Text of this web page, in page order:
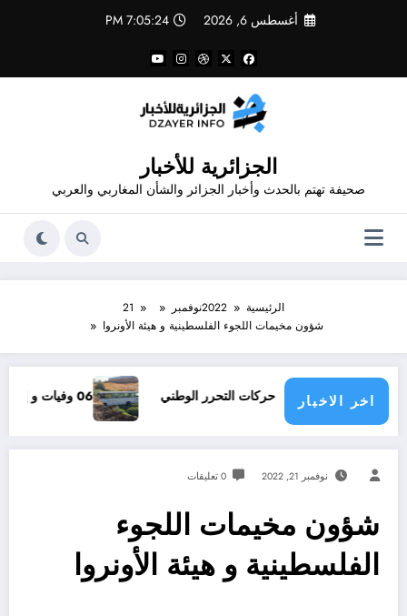
أغسطس 6, 2026 7:05:25 PM
الجزائرية للأخبار
صحيفة تهتم بالحدث وأخبار الجزائر والشأن المغاربي والعربي
الرئيسية 2022نوفمبر
21
شؤون مخيمات اللجوء الفلسطينية و هيئة الأونروا
اخر الاخبار
حركات التحرر الوطني 06 وفيات و إصابة 25 جريح في حادث مرور بقسنطينة
نوفمبر 21, 2022 0 تعليقات
شؤون مخيمات اللجوء
الفلسطينية و هيئة الأونروا